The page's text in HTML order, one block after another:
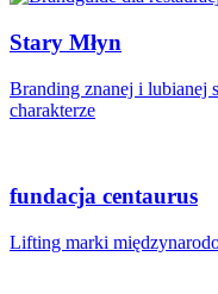
Stary Młyn
Branding znanej i lubianej
charakterze
fundacja centaurus
Lifting marki